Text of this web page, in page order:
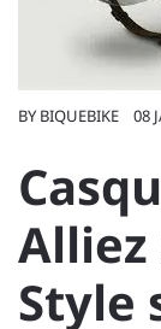
BY BIQUEBIKE 08
Style